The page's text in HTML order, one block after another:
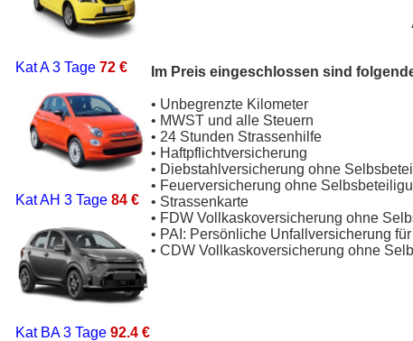
Kat A3 Tage 72 €
Kat AH 3 Tage 84 €
Kat BA3 Tage 92.4 €
Im Preis eingeschlossen sind
• Unbegrenzte Kilometer
• MWST und alle Steuern
• 24 Stunden Strassenhilfe
• Haftpflichtversicherung
• Diebstahlversicherung ohne
• Feuerversicherung ohne
• Strassenkarte
• FDW Vollkaskoversicherung ohne
• PAI: Persönliche Unfallversicherung
• CDW Vollkaskoversicherung ohne